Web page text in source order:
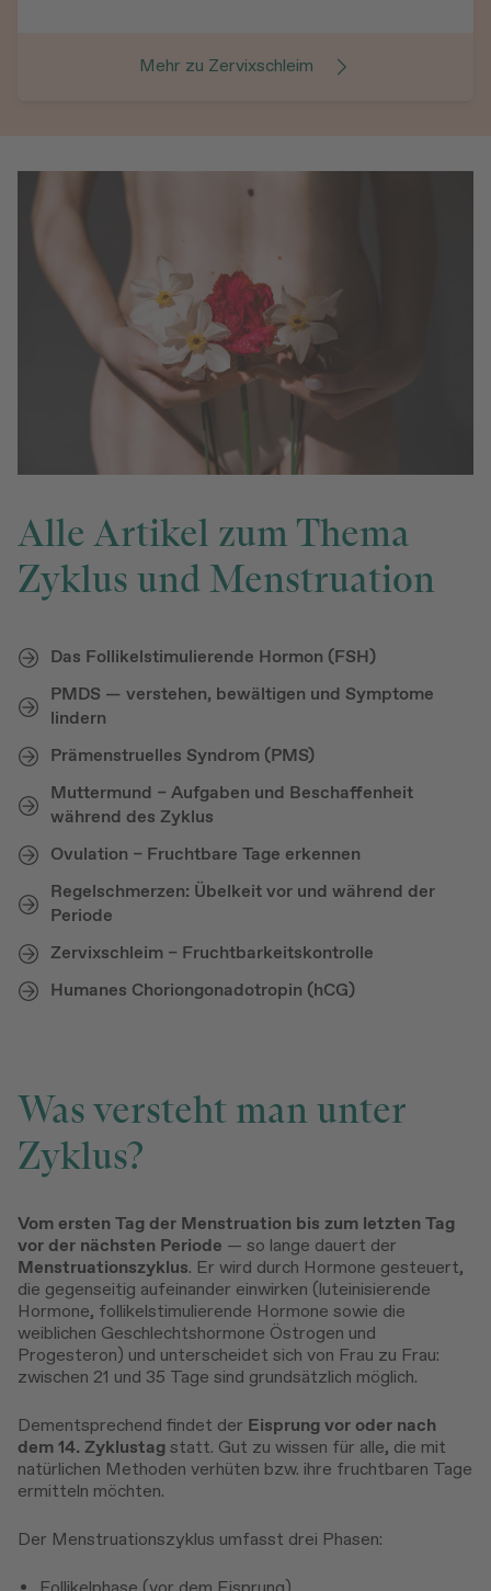
Mehr zu Zervixschleim
Alle Artikel zum Thema
Zyklus und Menstruation
Das Follikelstimulierende Hormon (FSH)
PMDS — verstehen, bewältigen und Symptome
lindern
Prämenstruelles Syndrom (PMS)
Muttermund – Aufgaben und Beschaffenheit
während des Zyklus
Ovulation – Fruchtbare Tage erkennen
Regelschmerzen: Übelkeit vor und während der
Periode
Zervixschleim – Fruchtbarkeitskontrolle
Humanes Choriongonadotropin (hCG)
Was versteht man unter
Zyklus?
Vom ersten Tag der Menstruation bis zum letzten Tag
vor der nächsten Periode — so lange dauert der
Menstruationszyklus. Er wird durch Hormone gesteuert,
die gegenseitig aufeinander einwirken (luteinisierende
Hormone, follikelstimulierende Hormone sowie die
weiblichen Geschlechtshormone Östrogen und
Progesteron) und unterscheidet sich von Frau zu Frau:
zwischen 21 und 35 Tage sind grundsätzlich möglich.
Dementsprechend findet der Eisprung vor oder nach
dem 14. Zyklustagstatt. Gut zu wissen für alle, die mit
natürlichen Methoden verhüten bzw. ihre fruchtbaren Tage
ermitteln möchten.
Der Menstruationszyklus umfasst drei Phasen: